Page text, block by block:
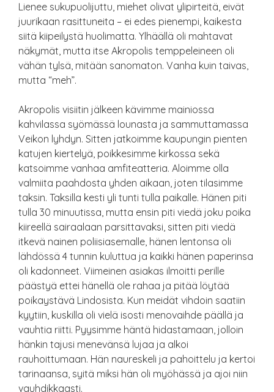
Lienee sukupuolijuttu, miehet olivat ylipirteitä, eivät
juurikaan rasittuneita – ei edes pienempi, kaikesta
siitä kiipeilystä huolimatta. Ylhäällä oli mahtavat
näkymät, mutta itse Akropolis temppeleineen oli
vähän tylsä, mitään sanomaton. Vanha kuin taivas,
mutta “meh”.
Akropolis visiitin jälkeen kävimme mainiossa
kahvilassa syömässä lounasta ja sammuttamassa
Veikon lyhdyn. Sitten jatkoimme kaupungin pienten
katujen kiertelyä, poikkesimme kirkossa sekä
katsoimme vanhaa amfiteatteria. Aloimme olla
valmiita paahdosta yhden aikaan, joten tilasimme
taksin. Taksilla kesti yli tunti tulla paikalle. Hänen piti
tulla 30 minuutissa, mutta ensin piti viedä joku poika
kiireellä sairaalaan parsittavaksi, sitten piti viedä
itkevä nainen poliisiasemalle, hänen lentonsa oli
lähdössä 4 tunnin kuluttua ja kaikki hänen paperinsa
oli kadonneet. Viimeinen asiakas ilmoitti perille
päästyä ettei hänellä ole rahaa ja pitää löytää
poikaystävä Lindosista. Kun meidät vihdoin saatiin
kyytiin, kuskilla oli vielä isosti menovaihde päällä ja
vauhtia riitti. Pyysimme häntä hidastamaan, jolloin
hänkin tajusi menevänsä lujaa ja alkoi
rauhoittumaan. Hän naureskeli ja pahoittelu ja kertoi
tarinaansa, syitä miksi hän oli myöhässä ja ajoi niin
vauhdikkaasti.